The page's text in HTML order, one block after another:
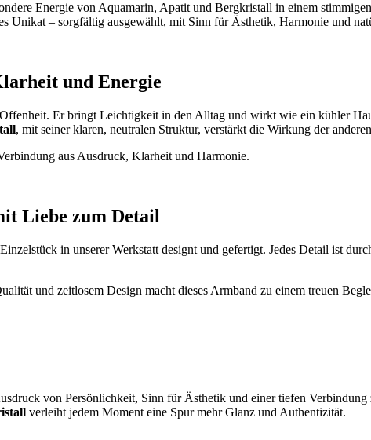
Energie von Aquamarin, Apatit und Bergkristall in einem
Unikat – sorgfältig ausgewählt, mit Sinn für Ästhetik, Harmonie und
und Energie
Er bringt Leichtigkeit in den Alltag und wirkt wie ein kühler
, mit seiner klaren, neutralen Struktur, verstärkt die Wirkung der
aus Ausdruck, Klarheit und Harmonie.
Liebe zum Detail
in unserer Werkstatt designt und gefertigt. Jedes Detail ist
und zeitlosem Design macht dieses Armband zu einem treuen
von Persönlichkeit, Sinn für Ästhetik und einer tiefen Verbindung
verleiht jedem Moment eine Spur mehr Glanz und Authentizität.